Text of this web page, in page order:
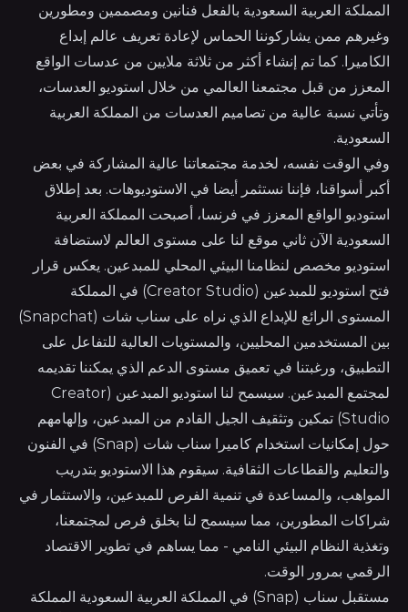
المملكة العربية السعودية بالفعل فنانين ومصممين ومطورين
وغيرهم ممن يشاركوننا الحماس لإعادة تعريف عالم إبداع
الكاميرا. كما تم إنشاء أكثر من ثلاثة ملايين من عدسات الواقع
المعزز من قبل مجتمعنا العالمي من خلال استوديو العدسات،
وتأتي نسبة عالية من تصاميم العدسات من المملكة العربية
السعودية.
وفي الوقت نفسه، لخدمة مجتمعاتنا عالية المشاركة في بعض
أكبر أسواقنا، فإننا نستثمر أيضا في الاستوديوهات. بعد إطلاق
استوديو الواقع المعزز في فرنسا، أصبحت المملكة العربية
السعودية الآن ثاني موقع لنا على مستوى العالم لاستضافة
استوديو مخصص لنظامنا البيئي المحلي للمبدعين. يعكس قرار
فتح استوديو للمبدعين (Creator Studio) في المملكة
المستوى الرائع للإبداع الذي نراه على سناب شات (Snapchat)
بين المستخدمين المحليين، والمستويات العالية للتفاعل على
التطبيق، ورغبتنا في تعميق مستوى الدعم الذي يمكننا تقديمه
لمجتمع المبدعين. سيسمح لنا استوديو المبدعين (Creator
Studio) تمكين وتثقيف الجيل القادم من المبدعين، وإلهامهم
حول إمكانيات استخدام كاميرا سناب شات (Snap) في الفنون
والتعليم والقطاعات الثقافية. سيقوم هذا الاستوديو بتدريب
المواهب، والمساعدة في تنمية الفرص للمبدعين، والاستثمار في
شراكات المطورين، مما سيسمح لنا بخلق فرص لمجتمعنا،
وتغذية النظام البيئي النامي - مما يساهم في تطوير الاقتصاد
الرقمي بمرور الوقت.
مستقبل سناب (Snap) في المملكة العربية السعودية المملكة